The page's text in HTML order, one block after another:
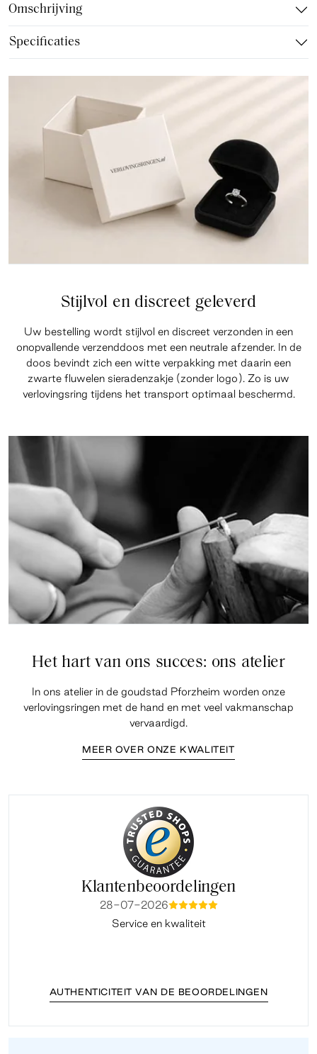
Omschrijving
Specificaties
Stijlvol en discreet geleverd
Uw bestelling wordt stijlvol en discreet verzonden in een
onopvallende verzenddoos met een neutrale afzender. In de
doos bevindt zich een witte verpakking met daarin een
zwarte fluwelen sieradenzakje (zonder logo). Zo is uw
verlovingsring tijdens het transport optimaal beschermd.
Het hart van ons succes: ons atelier
In ons atelier in de goudstad Pforzheim worden onze
verlovingsringen met de hand en met veel vakmanschap
vervaardigd.
MEER OVER ONZE KWALITEIT
Klantenbeoordelingen
28-07-2026mmmmm
Service en kwaliteit
AUTHENTICITEIT VAN DE BEOORDELINGEN